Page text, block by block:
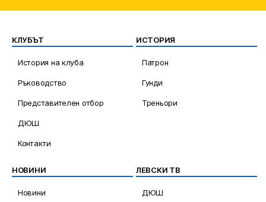
КЛУБЪТ
История на клуба
Ръководство
Представителен отбор
ДЮШ
Контакти
ИСТОРИЯ
Патрон
Гунди
Треньори
НОВИНИ
Новини
ЛЕВСКИ ТВ
ДЮШ